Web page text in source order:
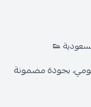
👟
بجودة مضمونة